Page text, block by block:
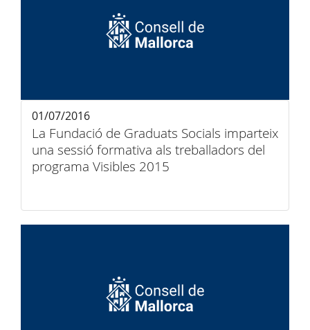
La Fundació de Graduats Socials imparteix
una sessió formativa als treballadors del
programa Visibles 2015
01/07/2016